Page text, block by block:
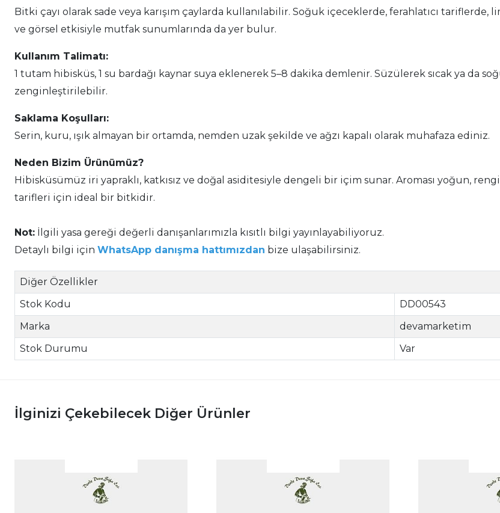
Bitki çayı olarak sade veya karışım çaylarda kullanılabilir. Soğuk içeceklerde, ferahlatıcı
ve görsel etkisiyle mutfak sunumlarında da yer bulur.
Kullanım Talimatı:
1 tutam hibisküs, 1 su bardağı kaynar suya eklenerek 5–8 dakika demlenir. Süzülerek sıcak ya da
zenginleştirilebilir.
Saklama Koşulları:
Serin, kuru, ışık almayan bir ortamda, nemden uzak şekilde ve ağzı kapalı olarak muhafaza ediniz.
Neden Bizim Ürünümüz?
Hibisküsümüz iri yapraklı, katkısız ve doğal asiditesiyle dengeli bir içim sunar. Aroması yoğun,
tarifleri için ideal bir bitkidir.
Not: İlgili yasa gereği değerli danışanlarımızla kısıtlı bilgi yayınlayabiliyoruz.
Detaylı bilgi için WhatsApp danışma hattımızdan bize ulaşabilirsiniz.
Diğer Özellikler
Stok Kodu
DD00543
Marka
devamarketim
Stok Durumu
Var
İlginizi Çekebilecek Diğer Ürünler